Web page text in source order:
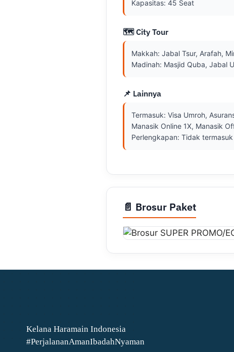
Kapasitas: 45 Seat
🗺️ City Tour
Makkah: Jabal Tsur, Arafah,
Madinah: Masjid Quba, Jabal
📌 Lainnya
Termasuk: Visa Umroh,
Manasik Online 1X, Manasik
Perlengkapan: Tidak termasuk
📄 Brosur Paket
Kelana Haramain Indonesia
#PerjalananAmanIbadahNyaman